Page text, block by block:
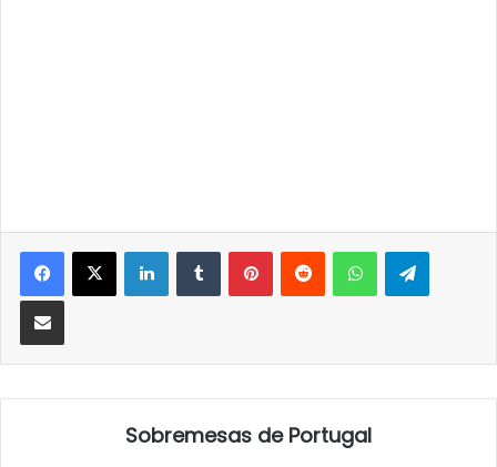
LinkedInTumblrPinterestReddit WhatsApp
Partilhar Via Email
Sobremesas de Portugal